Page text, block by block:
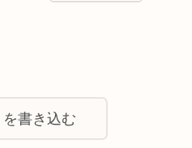
書き込む